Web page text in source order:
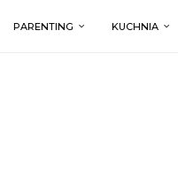
PARENTING KUCHNIA